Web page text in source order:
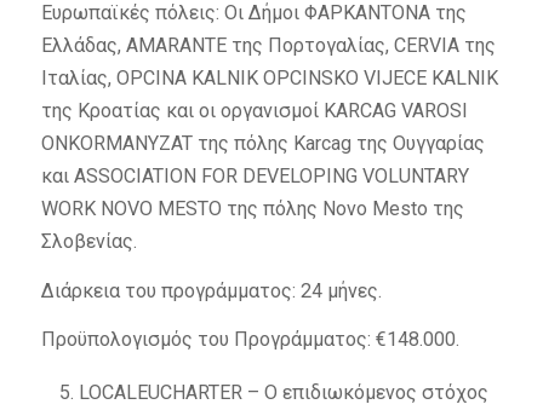
Ευρωπαϊκές πόλεις: Οι Δήμοι ΦΑΡΚΑΝΤΟΝΑ της
Ελλάδας, AMARANTE της Πορτογαλίας, CERVIA της
Ιταλίας, OPCINA KALNIK OPCINSKO VIJECE KALNIK
της Κροατίας και οι οργανισμοί KARCAG VAROSI
ONKORMANYZAT της πόλης Karcag της Ουγγαρίας
και ASSOCIATION FOR DEVELOPING VOLUNTARY
WORK NOVO MESTO της πόλης Novo Mesto της
Σλοβενίας.
Διάρκεια του προγράμματος: 24 μήνες.
Προϋπολογισμός του Προγράμματος: €148.000.
LOCALEUCHARTER – Ο επιδιωκόμενος στόχος